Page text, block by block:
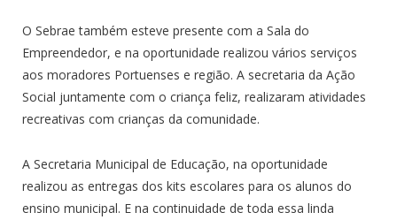
O Sebrae também esteve presente com a Sala do
Empreendedor, e na oportunidade realizou vários serviços
aos moradores Portuenses e região. A secretaria da Ação
Social juntamente com o criança feliz, realizaram atividades
recreativas com crianças da comunidade.
A Secretaria Municipal de Educação, na oportunidade
realizou as entregas dos kits escolares para os alunos do
ensino municipal. E na continuidade de toda essa linda